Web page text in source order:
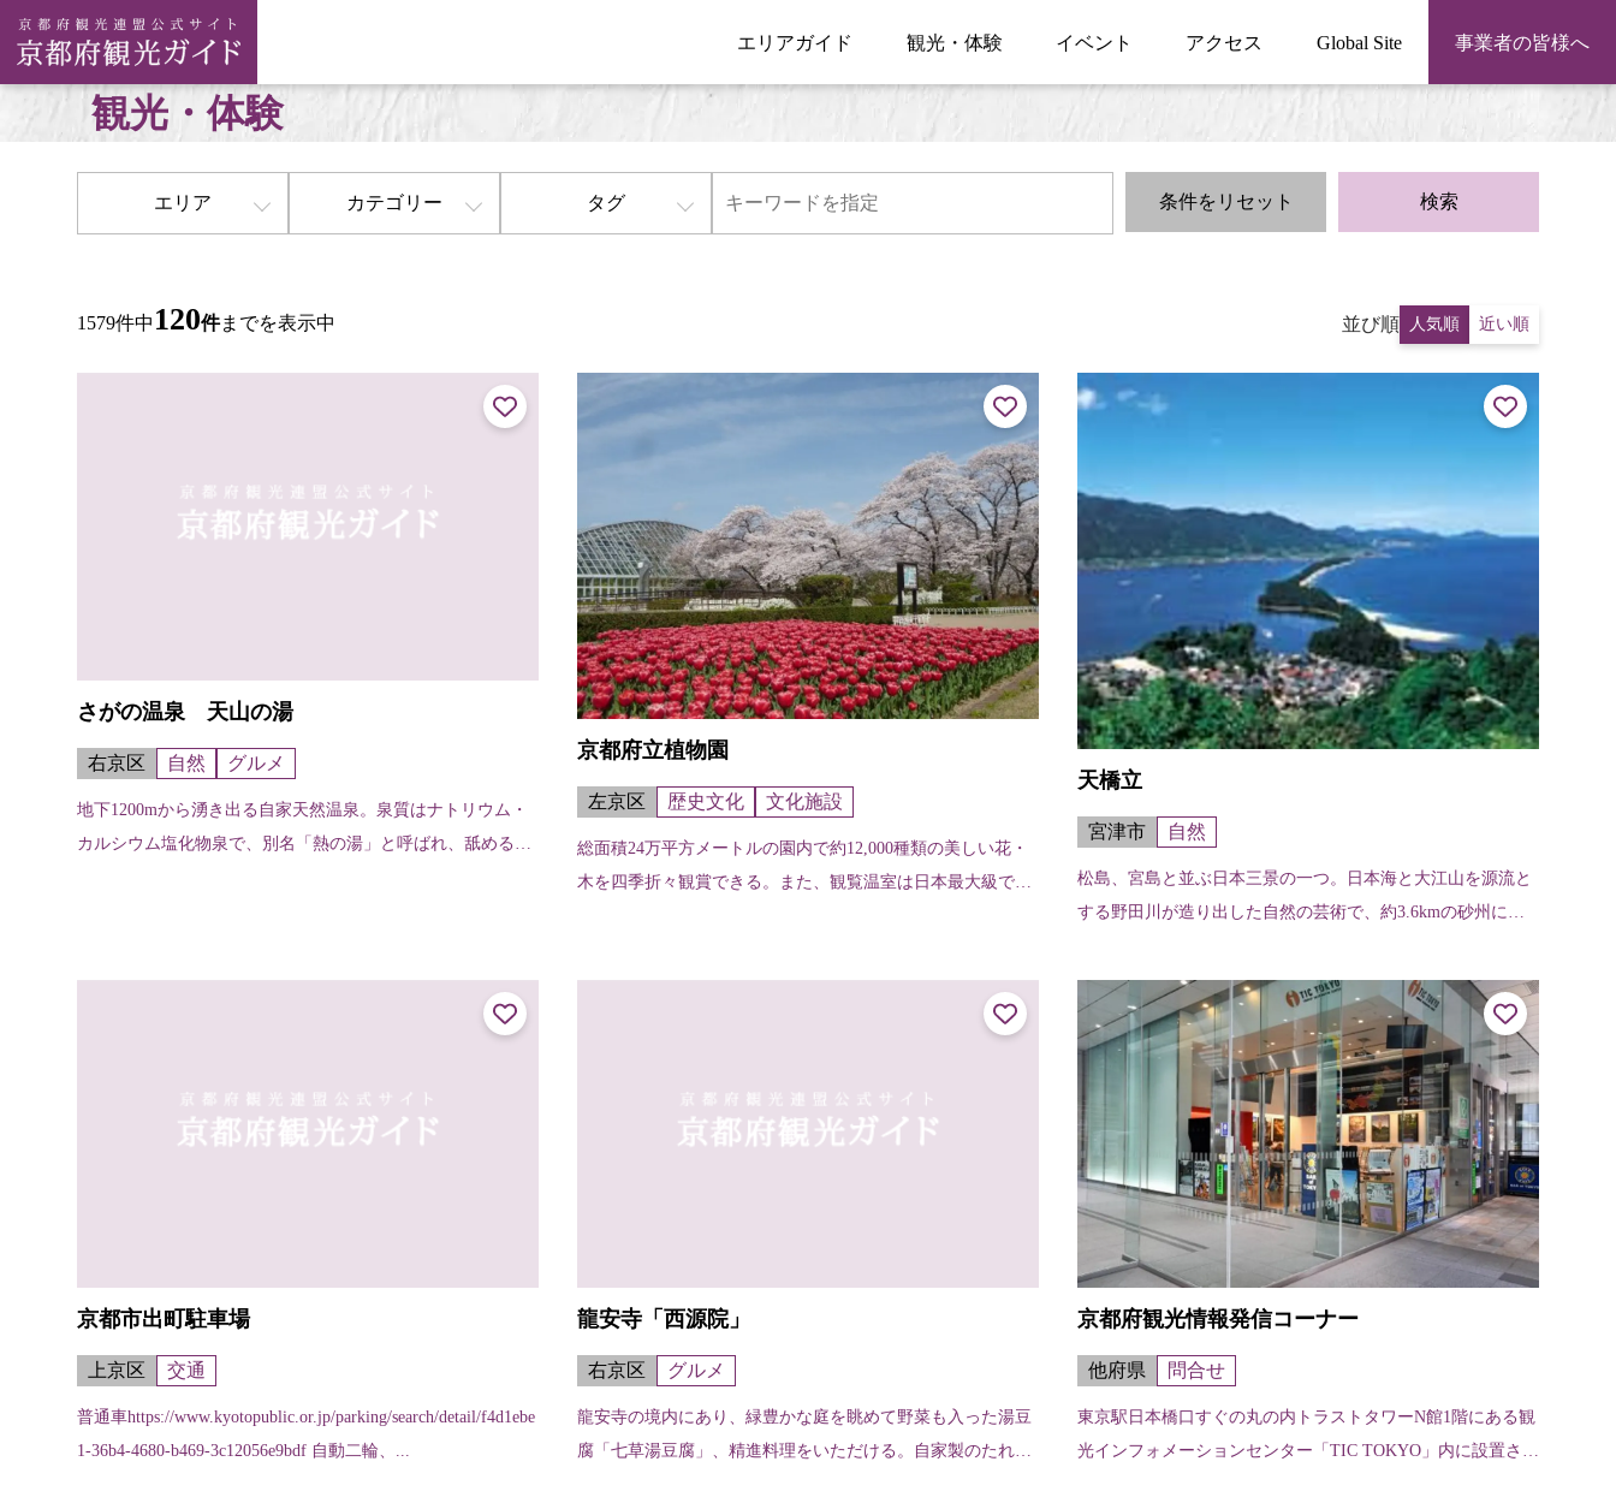
エリアガイド 観光・体験 イベント アクセス Global Site 事業者の皆様へ
観光・体験
エリア カテゴリー タグ 条件をリセット 検索
1579件中 120件までを表示中 並び順 人気順 近い順
さがの温泉 天山の湯
右京区 自然 グルメ
地下1200mから湧き出る自家天然温泉。泉質はナトリウム・
カルシウム塩化物泉で、別名「熱の湯」と呼ばれ、舐めると
京都府立植物園
左京区 歴史文化 文化施設
総面積24万平方メートルの園内で約12,000種類の美しい花・
木を四季折々観賞できる。また、観覧温室は日本最大級で約
天橋立
宮津市 自然
松島、宮島と並ぶ日本三景の一つ。日本海と大江山を源流と
する野田川が造り出した自然の芸術で、約3.6kmの砂州に、
的な美しさを誇る。当地...
京都市出町駐車場
上京区 交通
普通車https://www.kyotopublic.or.jp/parking/search/detail/f4d1ebe
1-36b4-4680-b469-3c12056e9bdf 自動二輪、...
龍安寺「西源院」
右京区 グルメ
龍安寺の境内にあり、緑豊かな庭を眺めて野菜も入った湯豆
腐「七草湯豆腐」、精進料理をいただける。自家製のたれと
京都府観光情報発信コーナー
他府県 問合せ
東京駅日本橋口すぐの丸の内トラストタワーN館1階にある観
光インフォメーションセンター「TIC TOKYO」内に設置され